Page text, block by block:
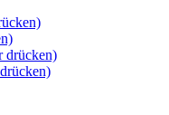
drücken)